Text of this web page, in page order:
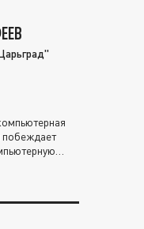
побеждает